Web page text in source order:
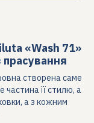
«Wash 71»
прасування
створена саме
частина її стилю, а
а з кожним